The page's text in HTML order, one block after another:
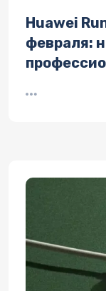
Huawei
февраля: